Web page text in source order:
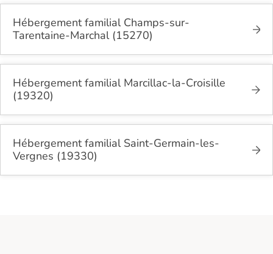
Hébergement familial Champs-sur-
Tarentaine-Marchal (15270)
Hébergement familial Marcillac-la-Croisille
(19320)
Hébergement familial Saint-Germain-les-
Vergnes (19330)